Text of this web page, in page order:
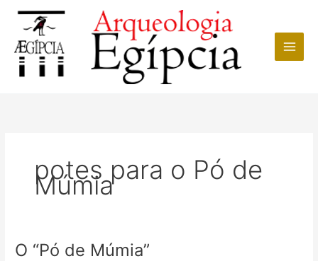
conteúdo
potes para o Pó de
Múmia
O “Pó de Múmia”